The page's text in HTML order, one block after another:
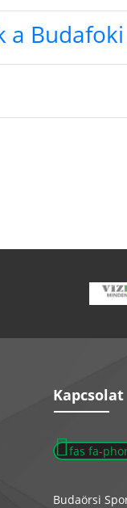
Kapcsolat
fas fa-
Budaörsi